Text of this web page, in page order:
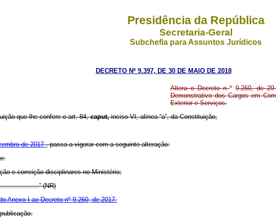
Presidência da República
Secretaria-Geral
Subchefia para Assuntos Jurídicos
DECRETO Nº 9.397, DE 30 DE MAIO DE 2018
Altera o Decreto nº9.260, de
Demonstrativo dos Cargos em
Exterior e Serviços.
que lhe confere o art. 84,caput,inciso VI, alínea “a”, da Constituição,
de 2017, passa a vigorar com a seguinte alteração:
e correição disciplinares no Ministério;
(NR)
Anexo I ao Decreto nº 9.260, de 2017.